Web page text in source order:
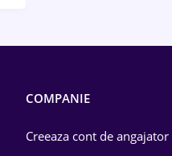
COMPANIE
Creeaza cont de angajator